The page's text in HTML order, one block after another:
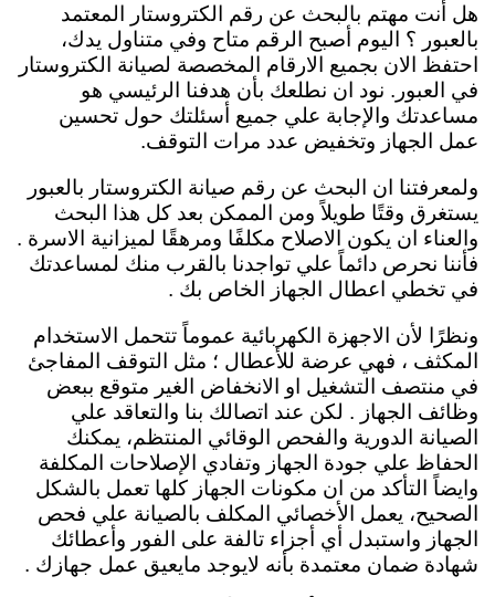
هل أنت مهتم بالبحث عن رقم الكتروستار المعتمد
بالعبور ؟ اليوم أصبح الرقم متاح وفي متناول يدك،
احتفظ الان بجميع الارقام المخصصة لصيانة الكتروستار
في العبور. نود ان نطلعك بأن هدفنا الرئيسي هو
مساعدتك والإجابة علي جميع أسئلتك حول تحسين
عمل الجهاز وتخفيض عدد مرات التوقف.
ولمعرفتنا ان البحث عن رقم صيانة الكتروستار بالعبور
يستغرق وقتًا طويلاً ومن الممكن بعد كل هذا البحث
والعناء ان يكون الاصلاح مكلفًا ومرهقًا لميزانية الاسرة .
فأننا نحرص دائماً علي تواجدنا بالقرب منك لمساعدتك
في تخطي اعطال الجهاز الخاص بك .
ونظرًا لأن الاجهزة الكهربائية عموماً تتحمل الاستخدام
المكثف ، فهي عرضة للأعطال ؛ مثل التوقف المفاجئ
في منتصف التشغيل او الانخفاض الغير متوقع ببعض
وظائف الجهاز . لكن عند اتصالك بنا والتعاقد علي
الصيانة الدورية والفحص الوقائي المنتظم، يمكنك
الحفاظ علي جودة الجهاز وتفادي الإصلاحات المكلفة
وايضاً التأكد من ان مكونات الجهاز كلها تعمل بالشكل
الصحيح، يعمل الأخصائي المكلف بالصيانة علي فحص
الجهاز واستبدل أي أجزاء تالفة على الفور وأعطائك
شهادة ضمان معتمدة بأنه لايوجد مايعيق عمل جهازك .